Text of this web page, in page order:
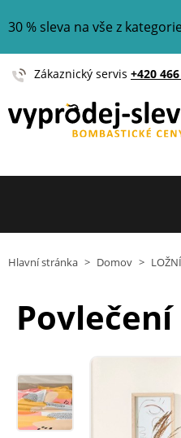
30 % sleva na vše z
Zákaznický servis +420
Hlavní stránka > Domov >